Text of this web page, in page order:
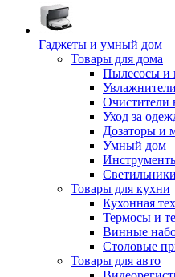
Гаджеты и умный дом
Товары для дома
Пылесосы и
Очистители
Уход за
Дозаторы и
Умный дом
Товары для кухни
Кухонная
Термосы и
Винные
Столовые
Товары для авто